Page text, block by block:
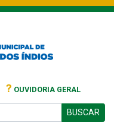
? OUVIDORIA GERAL
BUSCAR